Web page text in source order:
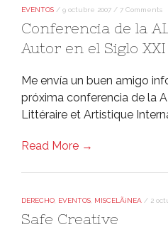
EVENTOS / 9 octubre 2007 / 7 Comments
Conferencia de la
Autor en el Siglo XXI
Me enví­a un buen amigo
próxima conferencia de la
Littéraire et Artistique
Read More →
DERECHO EVENTOS MISCELÃ¡NEA / 2
Safe Creative